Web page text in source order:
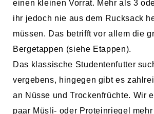
einen kleinen Vorrat. Mehr als 3
ihr jedoch nie aus dem Rucksack
müssen. Das betrifft vor allem die
Bergetappen (siehe Etappen).
Das klassische Studentenfutter
vergebens, hingegen gibt es
an Nüsse und Trockenfrüchte. Wir
paar Müsli- oder Proteinriegel